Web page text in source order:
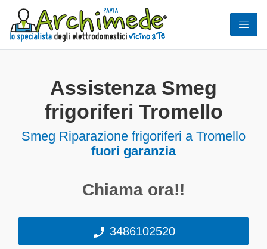
Assistenza Smeg
frigoriferi Tromello
Smeg Riparazione frigoriferi a Tromello
fuori garanzia
Chiama ora!!
3486102520